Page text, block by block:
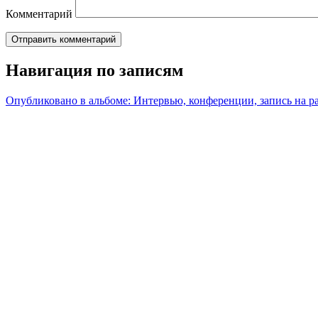
Комментарий
Навигация по записям
Опубликовано в альбоме: Интервью, конференции, запись на